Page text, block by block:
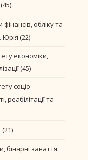
(45)
фінансів, обліку та
Юрія (22)
економіки,
(45)
соціо-
реабілітації та
(21)
бінарні занаття.